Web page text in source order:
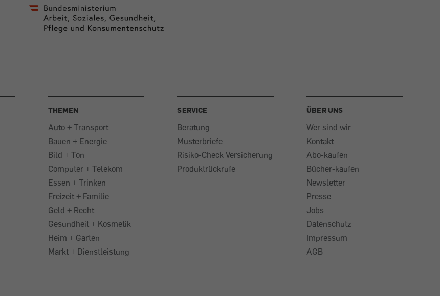
THEMEN
Auto + Transport
Bauen + Energie
Bild + Ton
Computer + Telekom
Essen + Trinken
Freizeit + Familie
Geld + Recht
Gesundheit + Kosmetik
Heim + Garten
Markt + Dienstleistung
SERVICE
Beratung
Musterbriefe
Risiko-Check Versicherung
Produktrückrufe
ÜBER UNS
Wer sind wir
Kontakt
Abo-kaufen
Bücher-kaufen
Newsletter
Presse
Jobs
Datenschutz
Impressum
AGB